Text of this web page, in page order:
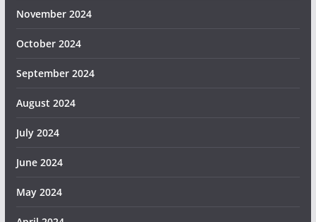
November 2024
October 2024
September 2024
August 2024
July 2024
June 2024
May 2024